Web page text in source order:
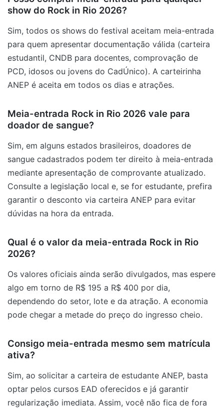
show do Rock in Rio 2026?
Sim, todos os shows do festival aceitam meia-entrada
para quem apresentar documentação válida (carteira
estudantil, CNDB para docentes, comprovação de
PCD, idosos ou jovens do CadÚnico). A carteirinha
ANEP é aceita em todos os dias e atrações.
Meia-entrada Rock in Rio 2026 vale para
doador de sangue?
Sim, em alguns estados brasileiros, doadores de
sangue cadastrados podem ter direito à meia-entrada
mediante apresentação de comprovante atualizado.
Consulte a legislação local e, se for estudante, prefira
garantir o desconto via carteira ANEP para evitar
dúvidas na hora da entrada.
Qual é o valor da meia-entrada Rock in Rio
2026?
Os valores oficiais ainda serão divulgados, mas espere
algo em torno de R$ 195 a R$ 400 por dia,
dependendo do setor, lote e da atração. A economia
pode chegar a metade do preço do ingresso cheio.
Consigo meia-entrada mesmo sem matrícula
ativa?
Sim, ao solicitar a carteira de estudante ANEP, basta
optar pelos cursos EAD oferecidos e já garantir
regularização imediata. Assim, você não fica de fora